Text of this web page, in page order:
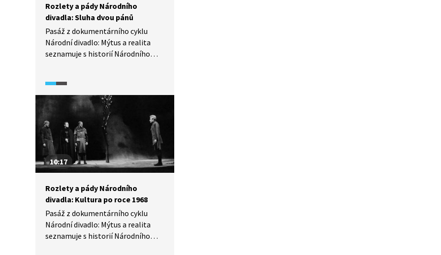
Rozlety a pády Národního
divadla: Sluha dvou pánů
Pasáž z dokumentárního cyklu
Národní divadlo: Mýtus a realita
seznamuje s historií Národního
Ivan Rajmont, v jehož režii vznikla
inscenace divadelní hry Carla
Goldoniho Sluha dvou pánů.
10:17
Rozlety a pády Národního
divadla: Kultura po roce 1968
Pasáž z dokumentárního cyklu
Národní divadlo: Mýtus a realita
seznamuje s historií Národního